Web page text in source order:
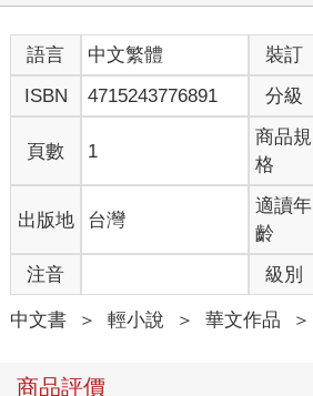
語言 中文繁體 裝訂
ISBN
4715243776891 分級
頁數 1
商品規
格
出版地 台灣
適讀年
齡
注音 級別
中文書 ＞ 輕小說 ＞ 華文作品 ＞
商品評價